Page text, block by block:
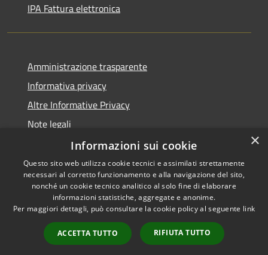
IPA Fattura elettronica
Amministrazione trasparente
Informativa privacy
Altre Informative Privacy
Note legali
Dichiarazione di accessibilità
RSS
Accessibilità
Copyright © 2026 • Comune di
Municipium•
Accesso
redazione
×
Informazioni sui cookie
Questo sito web utilizza cookie tecnici e assimilati strettamente
necessari al corretto funzionamento e alla navigazione del sito,
nonché un cookie tecnico analitico al solo fine di elaborare
informazioni statistiche, aggregate e anonime.
Per maggiori dettagli, può consultare la cookie policy al seguente link
ACCETTA TUTTO RIFIUTA TUTTO